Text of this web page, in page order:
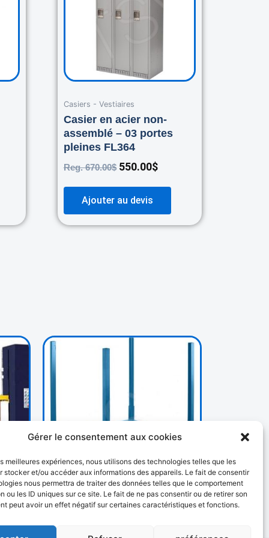
Gérer le consentement aux cookies
meilleures expériences, nous utilisons des technologies telles que les
stocker et/ou accéder aux informations des appareils. Le fait de consentir
nous permettra de traiter des données telles que le comportement
ou les ID uniques sur ce site. Le fait de ne pas consentir ou de retirer son
peut avoir un effet négatif sur certaines caractéristiques et fonctions.
Casiers - Vestiaires
Casier en acier non-
assemblé – 03 portes
pleines FL364
Reg.670.00$ 550.00$
Ajouter au devis
AUTRES